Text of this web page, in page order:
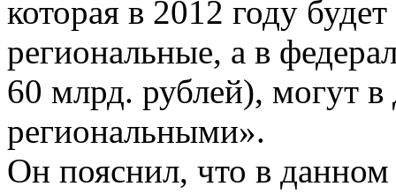
которая в 2012 году
региональные, а в
60 млрд. рублей), могут
региональными».
Он пояснил, что в данном